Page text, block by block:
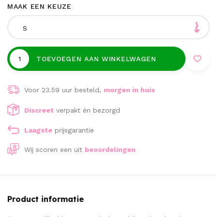
MAAK EEN KEUZE
S
TOEVOEGEN AAN WINKELWAGEN
Voor 23.59 uur besteld, morgen in huis
Discreet verpakt én bezorgd
Laagste prijsgarantie
Wij scoren een uit beoordelingen
Product informatie